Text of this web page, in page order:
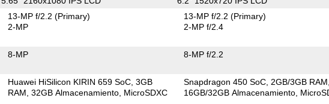
13-MP f/2.2(Primary)
2-MP
13-MP f/2.2(Primary)
2-MP f/2.4
8-MP 8-MP f/2.2
Huawei HiSilicon KIRIN 659 SoC 3GB
RAM 32GB Almacenamiento MicroSDXC
Snapdragon 450 SoC 2GB/3GB RAM
16GB/32GB Almacenamiento